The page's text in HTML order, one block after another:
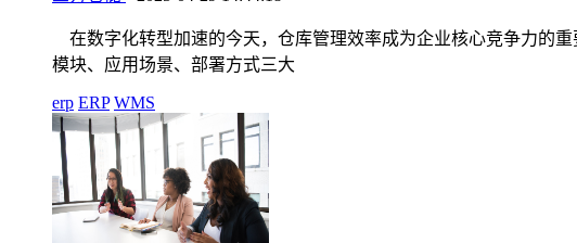
在数字化转型加速的今天，仓库管理效率成为企业核心竞争力的
模块、应用场景、部署方式三大
erp ERP WMS